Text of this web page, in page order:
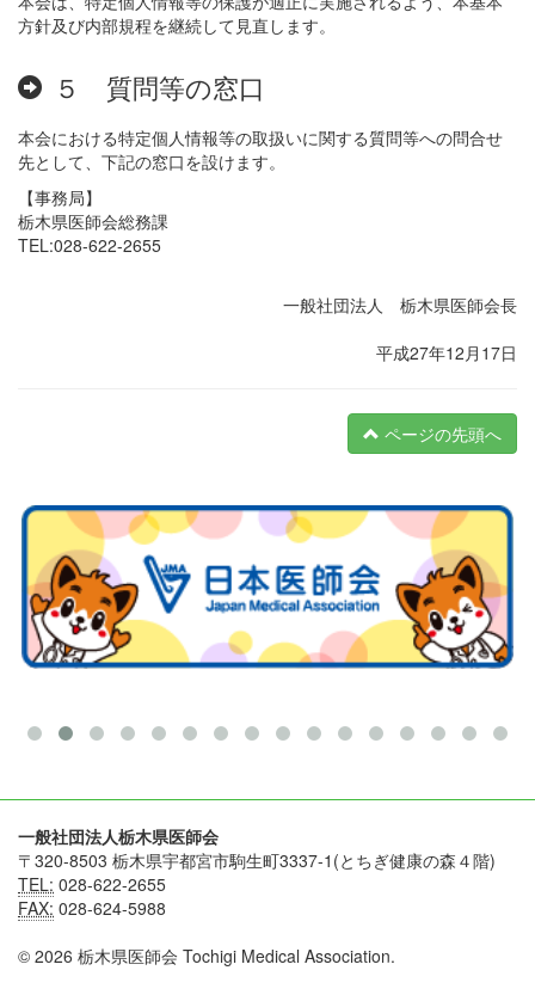
方針及び内部規程を継続して見直します。
５ 質問等の窓口
本会における特定個人情報等の取扱いに関する質問等への問合せ
先として、下記の窓口を設けます。
【事務局】
栃木県医師会総務課
TEL:028-622-2655
一般社団法人 栃木県医師会長
平成27年12月17日
ページの先頭へ
一般社団法人栃木県医師会
〒320-8503 栃木県宇都宮市駒生町3337-1(とちぎ健康の森４階)
TEL: 028-622-2655
FAX: 028-624-5988
© 2026 栃木県医師会 Tochigi Medical Association.